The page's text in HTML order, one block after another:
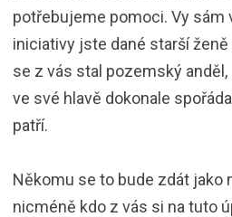
potřebujeme pomoci. Vy sám
iniciativy jste dané starší
se z vás stal pozemský
ve své hlavě dokonale
patří.
Někomu se to bude zdát jako
nicméně kdo z vás si na tuto